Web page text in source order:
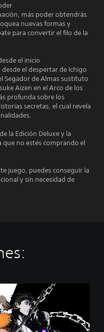
más poder obtendrás.
nuevas formas y
para convertir el filo de la
el inicio
desde el despertar de Ichigo
Segador de Almas sustituto
Aizen en el Arco de los
profunda sobre los
secretas, el cual revela
la Edición Deluxe y la
que no estés comprando el
juego, puedes conseguir la
y sin necesidad de